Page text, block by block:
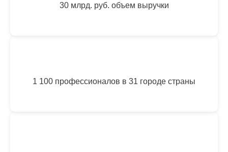
30 млрд. руб. объем выручки
1 100 профессионалов в 31 городе страны